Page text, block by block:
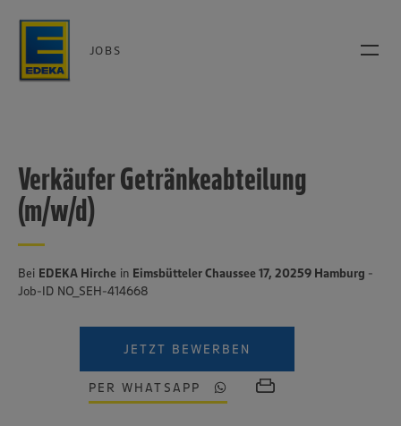
JOBS
Verkäufer Getränkeabteilung
(m/w/d)
Bei EDEKA Hirche in Eimsbütteler Chaussee 17, 20259 Hamburg -
Job-ID NO_SEH-414668
JETZT BEWERBEN
PER WHATSAPP